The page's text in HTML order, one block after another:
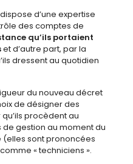
dispose d’une expertise
des comptes de
qu’ils portaient
et d’autre part, par la
dressent au quotidien
du nouveau décret
de désigner des
procèdent au
gestion au moment du
sont prononcées
« techniciens ».